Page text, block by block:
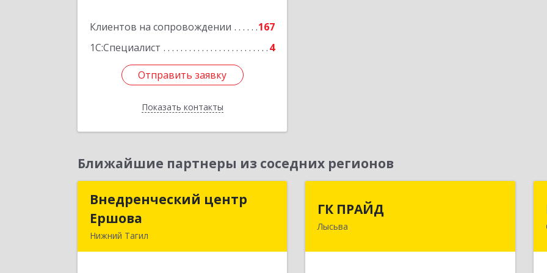
Клиентов на сопровождении
167
1С:Специалист
4
Отправить заявку
Показать контакты
Отправить заявку
Назад
Ближайшие партнеры из соседних регионов
Внедренческий центр
Ершова
Нижний Тагил
Внедренческий центр
ГК ПРАЙД
Лысьва618909, Пермский край, Лысьва г,